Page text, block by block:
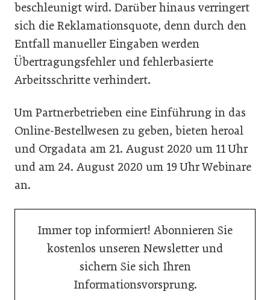
beschleunigt wird. Darüber hinaus verringert
sich die Reklamationsquote, denn durch den
Entfall manueller Eingaben werden
Übertragungsfehler und fehlerbasierte
Arbeitsschritte verhindert.
Um Partnerbetrieben eine Einführung in das
Online-Bestellwesen zu geben, bieten heroal
und Orgadata am 21. August 2020 um 11 Uhr
und am 24. August 2020 um 19 Uhr Webinare
an.
Immer top informiert! Abonnieren Sie
kostenlos unseren Newsletter und
sichern Sie sich Ihren
Informationsvorsprung.